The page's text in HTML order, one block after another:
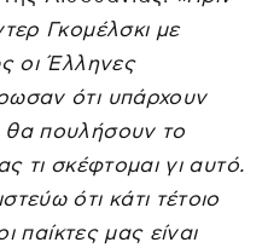
Γκομέλσκι με
οι Έλληνες
ότι υπάρχουν
πουλήσουν το
τι σκέφτομαι γι αυτό.
ότι κάτι τέτοιο
παίκτες μας είναι